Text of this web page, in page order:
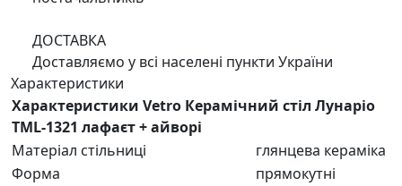
ДОСТАВКА
Доставляємо у всі населені пункти України
Характеристики
Характеристики Vetro Керамічний стіл Лунаріо
TML-1321 лафаєт + айворі
Матеріал стільниці
глянцева кераміка
Форма
прямокутні